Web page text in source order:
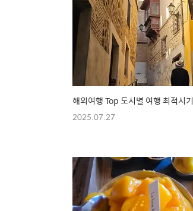
해외여행 Top 도시별 여행 최적시기
2025.07.27